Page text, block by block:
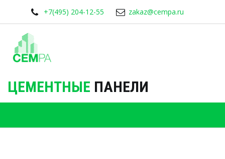
+7(495) 204-12-55 zakaz@cempa.ru
ЦЕМЕНТНЫЕ ПАНЕЛИ